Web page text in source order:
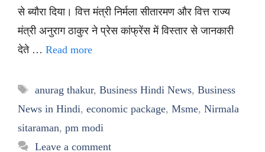
से ब्यौरा दिया। वित्त मंत्री निर्मला सीतारमण और वित्त राज्य
मंत्री अनुराग ठाकुर ने प्रेस कांफ्रेंस में विस्तार से जानकारी
देते … Read more
Tags
anurag thakur, Business Hindi News, Business
News in Hindi, economic package, Msme, Nirmala
sitaraman, pm modi
Leave a comment